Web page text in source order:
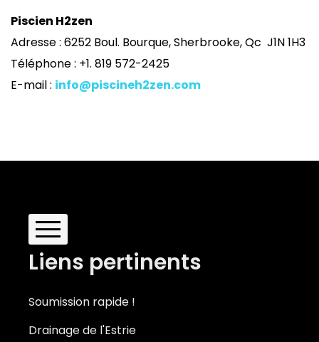
Piscien H2zen
Adresse : 6252 Boul. Bourque, Sherbrooke, Qc J1N 1H3
Téléphone : +1. 819 572-2425
E-mail : info@piscineh2zen.com
Piscines creusées Estrie
Piscines creusées Magog
Piscines creusées Bromont
Liens pertinents
Soumission rapide !
Drainage de l'Estrie